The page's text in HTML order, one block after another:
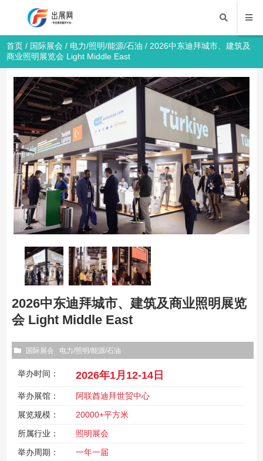
首页 / 国际展会 / 电力/照明/能源/石油 / 2026中东迪拜城市、建筑及
商业照明展览会 Light Middle East
2026中东迪拜城市、建筑及商业照明展览
会 Light Middle East
国际展会 电力/照明/能源/石油
举办时间： 2026年1月12-14日
举办展馆：
阿联酋迪拜世贸中心
展览规模：
20000+平方米
所属行业：
照明展会
举办周期：
一年一届